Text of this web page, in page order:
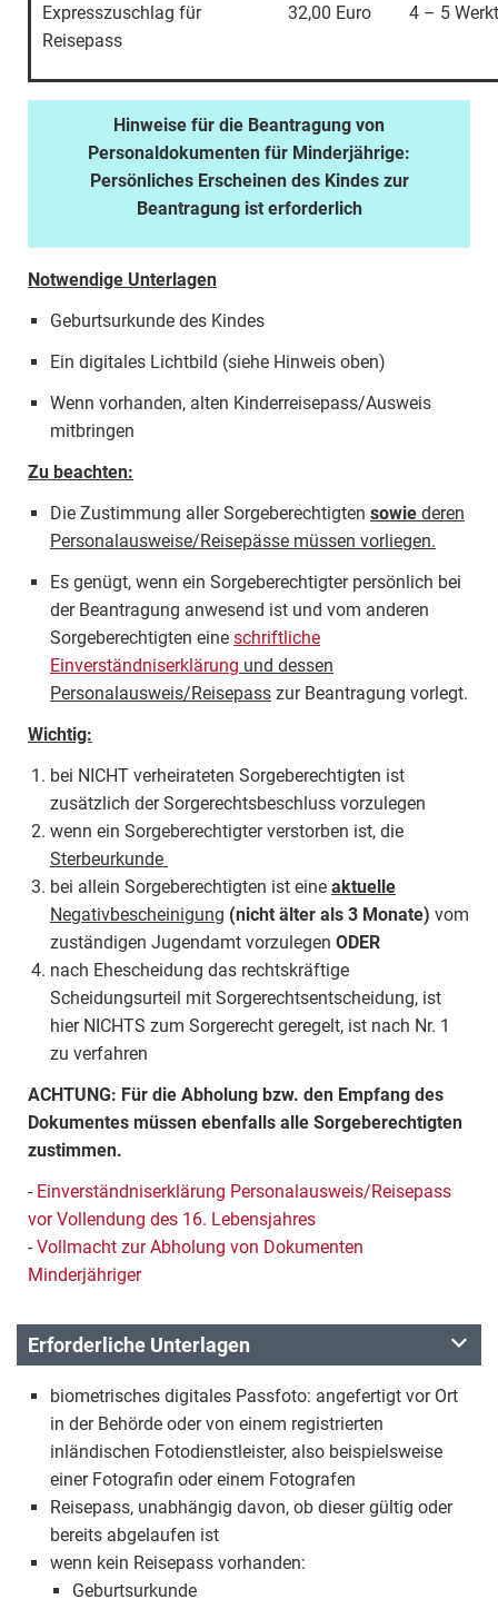
Expresszuschlag für
Reisepass
32,00 Euro 4 – 5
Hinweise für die Beantragung von
Personaldokumenten für Minderjährige:
Persönliches Erscheinen des Kindes zur
Beantragung ist erforderlich
Notwendige Unterlagen
Geburtsurkunde des Kindes
Ein digitales Lichtbild (siehe Hinweis oben)
Wenn vorhanden, alten Kinderreisepass/Ausweis
mitbringen
Zu beachten:
Die Zustimmung aller Sorgeberechtigten sowie deren
Personalausweise/Reisepässe müssen vorliegen.
Es genügt, wenn ein Sorgeberechtigter persönlich bei
der Beantragung anwesend ist und vom anderen
Sorgeberechtigten eine schriftliche
Einverständniserklärung und dessen
Personalausweis/Reisepass zur Beantragung vorlegt.
Wichtig:
bei NICHT verheirateten Sorgeberechtigten ist
zusätzlich der Sorgerechtsbeschluss vorzulegen
wenn ein Sorgeberechtigter verstorben ist, die
Sterbeurkunde
bei allein Sorgeberechtigten ist eine aktuelle
Negativbescheinigung (nicht älter als 3 Monate) vom
zuständigen Jugendamt vorzulegen ODER
nach Ehescheidung das rechtskräftige
Scheidungsurteil mit Sorgerechtsentscheidung, ist
hier NICHTS zum Sorgerecht geregelt, ist nach Nr. 1
zu verfahren
ACHTUNG: Für die Abholung bzw. den Empfang des
Dokumentes müssen ebenfalls alle Sorgeberechtigten
zustimmen.
- Einverständniserklärung Personalausweis/Reisepass
vor Vollendung des 16. Lebensjahres
- Vollmacht zur Abholung von Dokumenten
Minderjähriger
Erforderliche Unterlagen
biometrisches digitales Passfoto: angefertigt vor Ort
in der Behörde oder von einem registrierten
inländischen Fotodienstleister, also beispielsweise
einer Fotografin oder einem Fotografen
Reisepass, unabhängig davon, ob dieser gültig oder
bereits abgelaufen ist
wenn kein Reisepass vorhanden:
Geburtsurkunde